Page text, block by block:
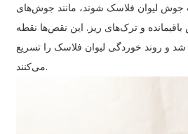
جوش لیوان فلاسک شوند، مانند جوش‌های
و ترک‌های ریز. این نقص‌ها نقطه
و روند خوردگی لیوان فلاسک را تسریع
می‌کنند.